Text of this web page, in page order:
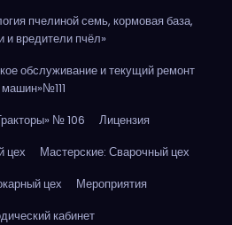
пчелиной семь, кормовая база,
и вредители пчёл»
обслуживание и текущий ремонт
машин»№111
№ 106
Лицензия
цех
Мастерские: Сварочный цех
цех
Мероприятия
кабинет